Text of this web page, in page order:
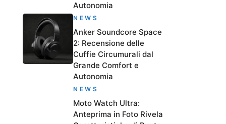
Autonomia
NEWS
Anker Soundcore Space
2: Recensione delle
Cuffie Circumurali dal
Grande Comfort e
Autonomia
NEWS
Moto Watch Ultra:
Anteprima in Foto Rivela